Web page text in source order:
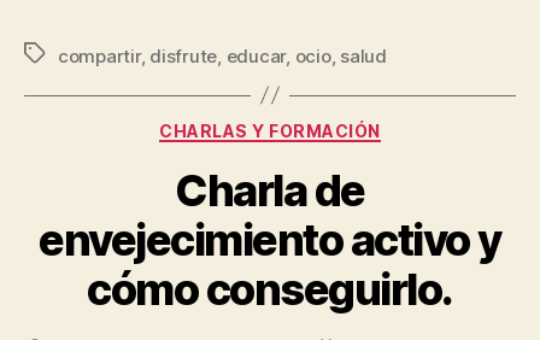
compartir, disfrute, educar, ocio, salud
CHARLAS Y FORMACIÓN
Charla de
envejecimiento activo y
cómo conseguirlo.